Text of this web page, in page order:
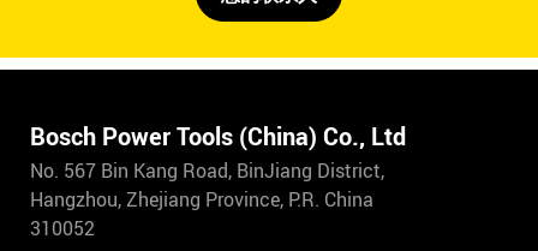
Bosch Power Tools (China) Co., Ltd
No. 567 Bin Kang Road, BinJiang District,
Hangzhou, Zhejiang Province, P.R. China
310052